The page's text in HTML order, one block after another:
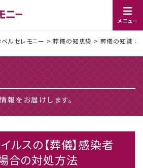
メニュー
ルセレモニー >葬儀の知恵袋 > 葬儀の知識 >
報をお届けします。
ルスの【葬儀】感染者
合の対処方法